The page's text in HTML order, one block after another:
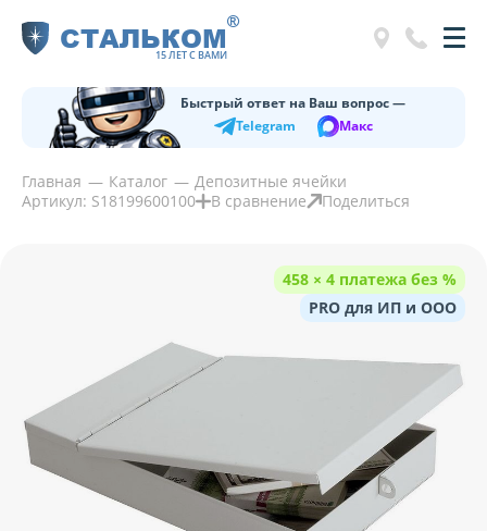
СТАЛЬКОМ
15 ЛЕТ С ВАМИ
®
Быстрый ответ на Ваш вопрос —
Telegram
Макс
Главная Каталог
Депозитные ячейки
Артикул: S18199600100
В сравнение Поделиться
458 × 4 платежа без %
PRO для ИП и ООО